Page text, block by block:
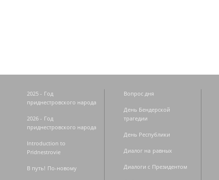
2025 - Год
приднестровского народа
2026 - Год
приднестровского народа
Introduction to
Pridnestrovie
В путь! По-новому
Вопрос дня
День Бендерской
трагедии
День Республики
Диалог на равных
Диалоги с Президентом